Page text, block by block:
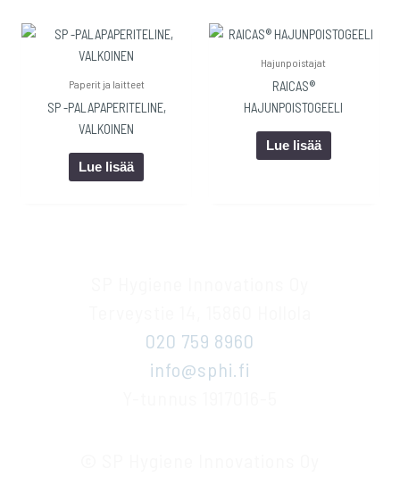
Paperit ja laitteet
SP -PALAPAPERITELINE,
VALKOINEN
Lue lisää
Hajunpoistajat
RAICAS®
HAJUNPOISTOGEELI
Lue lisää
020 759 8960
info@sphi.fi